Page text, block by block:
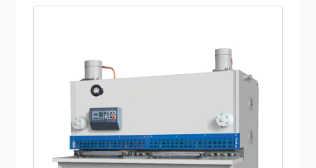
ketebalan pemotongan maksimum berkurang. Untuk
mesin hydraulic shearing dengan ketebalan pemotongan
maksimum 16 mm, tebal geser pelat Q345 adalah 13 mm,
sedangkan untuk kemampuan pemotongan pelat baja
Q235 8 mm, untuk pelat Q345 ketebalannya 6 mm.